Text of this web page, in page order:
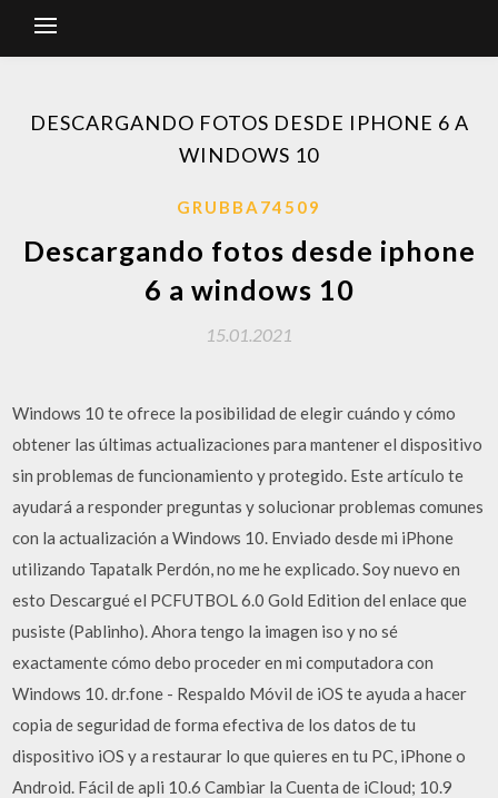
DESCARGANDO FOTOS DESDE IPHONE 6 A
WINDOWS 10
GRUBBA74509
Descargando fotos desde iphone
6 a windows 10
15.01.2021
Windows 10 te ofrece la posibilidad de elegir cuándo y cómo
obtener las últimas actualizaciones para mantener el dispositivo
sin problemas de funcionamiento y protegido. Este artículo te
ayudará a responder preguntas y solucionar problemas comunes
con la actualización a Windows 10. Enviado desde mi iPhone
utilizando Tapatalk Perdón, no me he explicado. Soy nuevo en
esto Descargué el PCFUTBOL 6.0 Gold Edition del enlace que
pusiste (Pablinho). Ahora tengo la imagen iso y no sé
exactamente cómo debo proceder en mi computadora con
Windows 10. dr.fone - Respaldo Móvil de iOS te ayuda a hacer
copia de seguridad de forma efectiva de los datos de tu
dispositivo iOS y a restaurar lo que quieres en tu PC, iPhone o
Android. Fácil de apli 10.6 Cambiar la Cuenta de iCloud; 10.9